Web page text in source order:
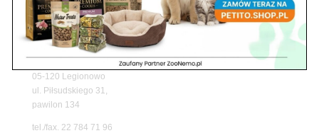
Znajdź nas
05-120 Legionowo
ul. Piłsudskiego 31,
pawilon 134
tel./fax. 22 784 71 96